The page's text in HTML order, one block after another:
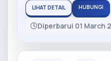
LIHAT DETAIL HUBUNGI
Diperbarui 01 March